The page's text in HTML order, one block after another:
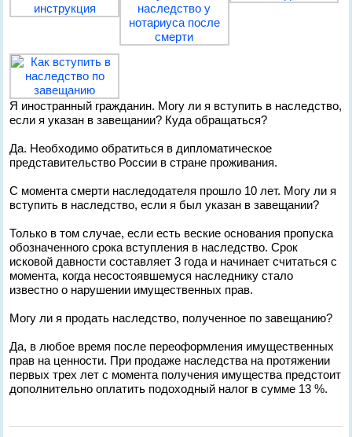
Я иностранный гражданин. Могу ли я вступить в наследство,
если я указан в завещании? Куда обращаться?
Да. Необходимо обратиться в дипломатическое
представительство России в стране проживания.
С момента смерти наследодателя прошло 10 лет. Могу ли я
вступить в наследство, если я был указан в завещании?
Только в том случае, если есть веские основания пропуска
обозначенного срока вступления в наследство. Срок
исковой давности составляет 3 года и начинает считаться с
момента, когда несостоявшемуся наследнику стало
известно о нарушении имущественных прав.
Могу ли я продать наследство, полученное по завещанию?
Да, в любое время после переоформления имущественных
прав на ценности. При продаже наследства на протяжении
первых трех лет с момента получения имущества предстоит
дополнительно оплатить подоходный налог в сумме 13 %.